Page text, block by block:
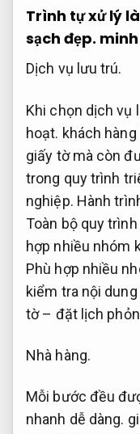
Trình tự xử lý
sạch đẹp.
Dịch vụ lưu trú.
Khi chọn dịch vụ
hoạt. khách
giấy tờ mà còn
trong quy trình
nghiệp. Hành
Toàn bộ quy
hợp nhiều nhóm
Phù hợp nhiều
kiểm tra nội
tờ – đặt lịch
Nhà hàng.
Mỗi bước đều
nhanh dễ dàng.